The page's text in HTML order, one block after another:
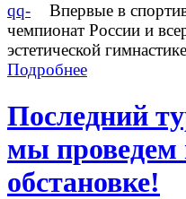
Впервые в
чемпионат России и
эстетической
Подробнее
Последний
мы
обстановке!